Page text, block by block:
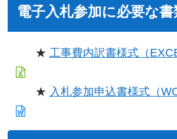
電子入札参加に必要な
★ 工事費内訳書様式（
★ 入札参加申込書様式（